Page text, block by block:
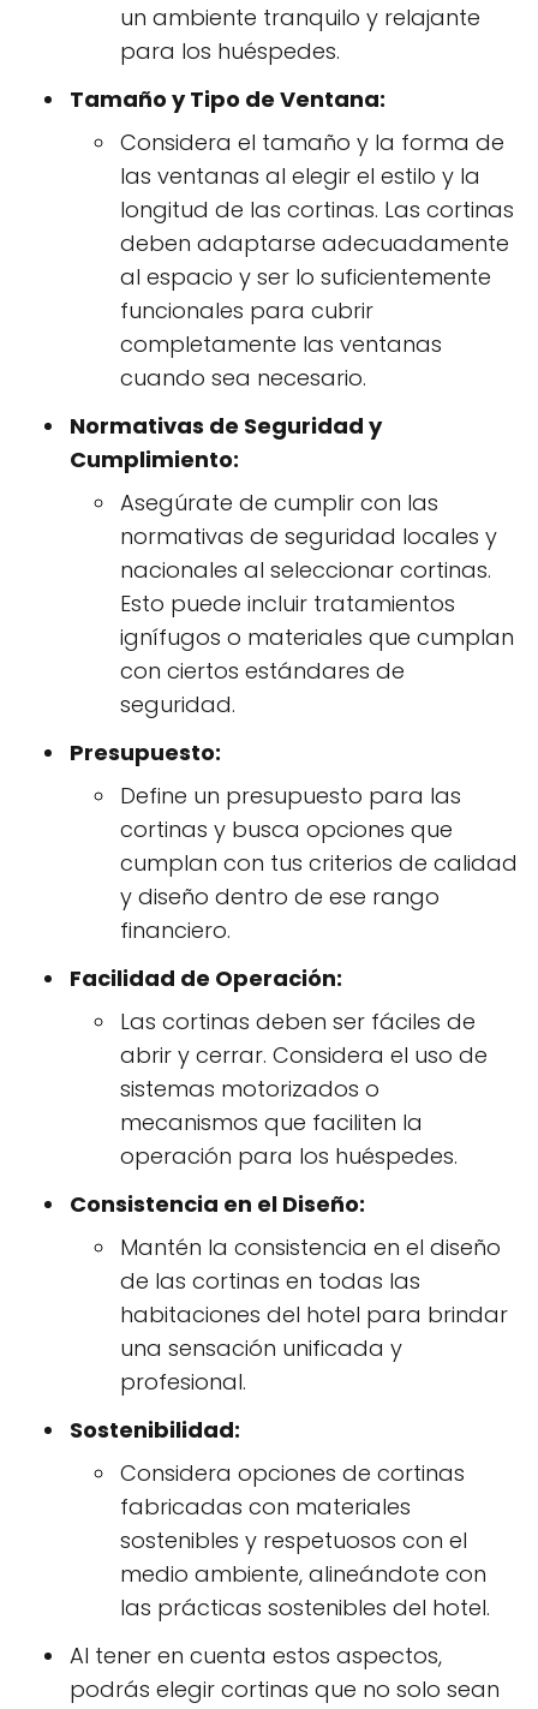
un ambiente tranquilo y relajante
para los huéspedes.
Tamaño y Tipo de Ventana:
Considera el tamaño y la forma de
las ventanas al elegir el estilo y la
longitud de las cortinas. Las cortinas
deben adaptarse adecuadamente
al espacio y ser lo suficientemente
funcionales para cubrir
completamente las ventanas
cuando sea necesario.
Normativas de Seguridad y
Cumplimiento:
Asegúrate de cumplir con las
normativas de seguridad locales y
nacionales al seleccionar cortinas.
Esto puede incluir tratamientos
ignífugos o materiales que cumplan
con ciertos estándares de
seguridad.
Presupuesto:
Define un presupuesto para las
cortinas y busca opciones que
cumplan con tus criterios de calidad
y diseño dentro de ese rango
financiero.
Facilidad de Operación:
Las cortinas deben ser fáciles de
abrir y cerrar. Considera el uso de
sistemas motorizados o
mecanismos que faciliten la
operación para los huéspedes.
Consistencia en el Diseño:
Mantén la consistencia en el diseño
de las cortinas en todas las
habitaciones del hotel para brindar
una sensación unificada y
profesional.
Sostenibilidad:
Considera opciones de cortinas
fabricadas con materiales
sostenibles y respetuosos con el
medio ambiente, alineándote con
las prácticas sostenibles del hotel.
Al tener en cuenta estos aspectos,
podrás elegir cortinas que no solo sean